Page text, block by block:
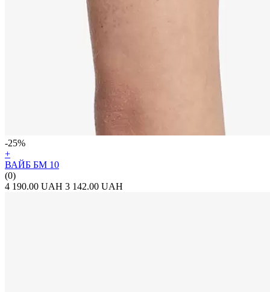
-25%
+
ВАЙБ БМ 10
(0)
4 190.00 UAH 3 142.00 UAH